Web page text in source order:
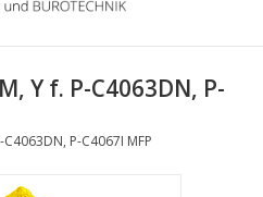
Y f. P-C4063DN, P-
C4063DN, P-C4067I MFP